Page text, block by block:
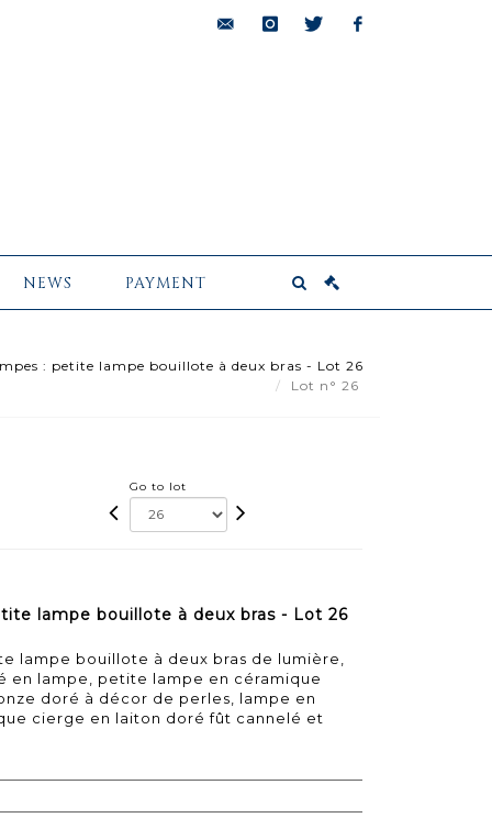
NEWS PAYMENT
: petite lampe bouillote à deux bras - Lot 26
Lot n° 26
Go to lot
lampe bouillote à deux bras - Lot 26
lampe bouillote à deux bras de lumière,
en lampe, petite lampe en céramique
doré à décor de perles, lampe en
cierge en laiton doré fût cannelé et